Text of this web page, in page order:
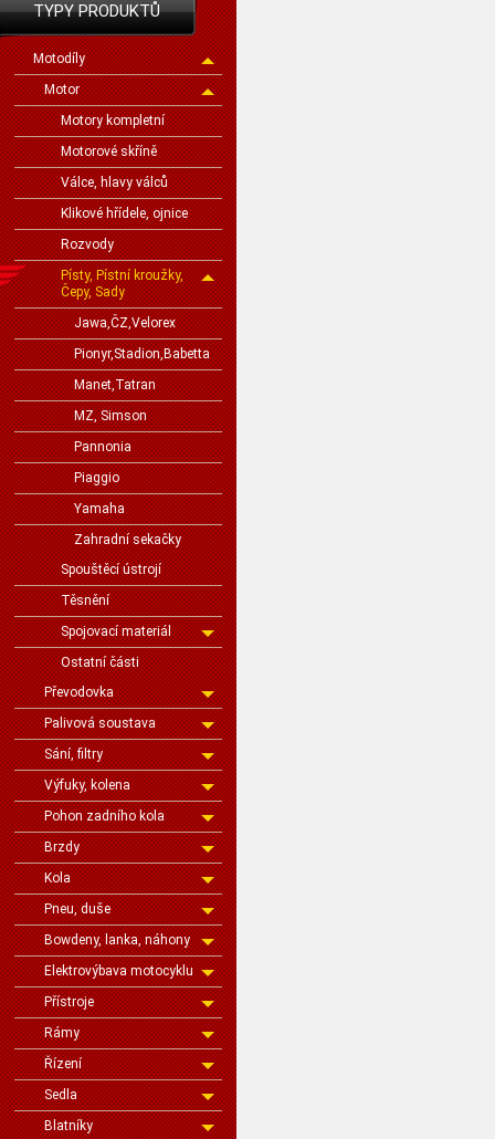
TYPY PRODUKTŮ
Motodíly
Motor
Motory kompletní
Motorové skříně
Válce, hlavy válců
Klikové hřídele, ojnice
Rozvody
Písty, Pístní kroužky,
Čepy, Sady
Jawa,ČZ,Velorex
Pionyr,Stadion,Babetta
Manet,Tatran
MZ, Simson
Pannonia
Piaggio
Yamaha
Zahradní sekačky
Spouštěcí ústrojí
Těsnění
Spojovací materiál
Ostatní části
Převodovka
Palivová soustava
Sání, filtry
Výfuky, kolena
Pohon zadního kola
Brzdy
Kola
Pneu, duše
Bowdeny, lanka, náhony
Elektrovýbava motocyklu
Přístroje
Rámy
Řízení
Sedla
Blatníky